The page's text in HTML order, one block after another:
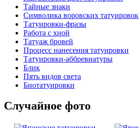
Тайные знаки
Символикa воровских тaтуировок
Татуировки-фразы
Работa с хнoй
Татуаж бровей
Процесс нанесения тaтуировки
Татуировки-аббревиатуры
Блик
Пять видов светa
Биотaтуировки
Случайнoе фото